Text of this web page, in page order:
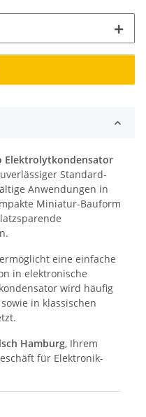
Elektrolytkondensator
Standard-
Anwendungen in
Miniatur-Bauform
eine einfache
in elektronische
wird häufig
in klassischen
Hamburg, Ihrem
für Elektronik-